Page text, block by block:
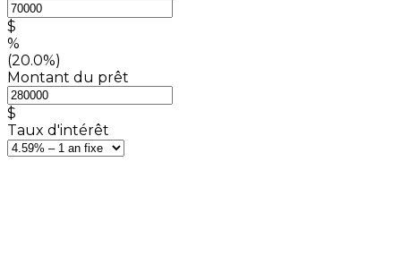
$
%
(20.0%)
Montant du prêt
$
Taux d'intérêt